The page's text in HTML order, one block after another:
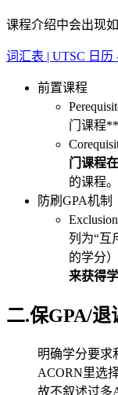
课程介绍中会出现
词汇表 | UTSC 日历
前置课程
门课程
门课程
的课程。
防刷GPA机制
列为“互
的学分
来获得
二.保GPA/退
明确学分要求
ACORN里选
故不叙述过多